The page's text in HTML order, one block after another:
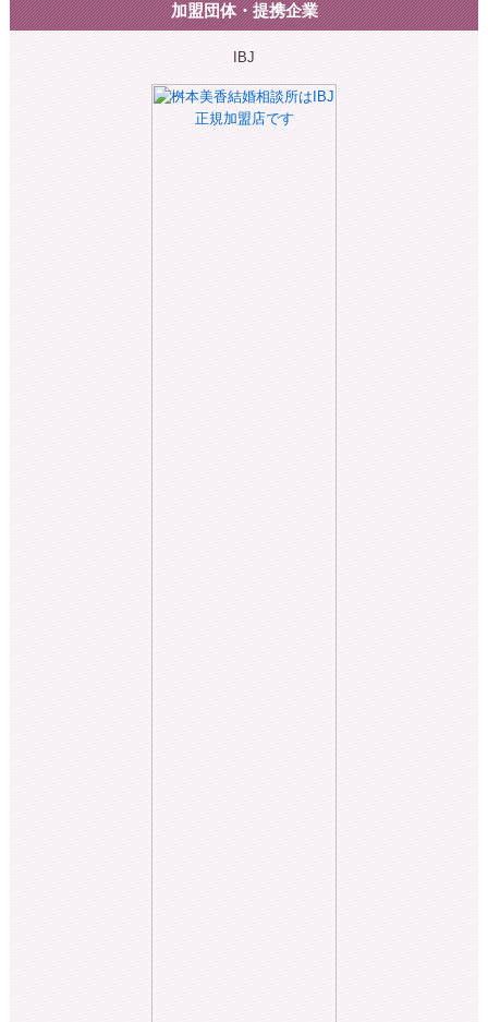
加盟団体・提携企業
IBJ